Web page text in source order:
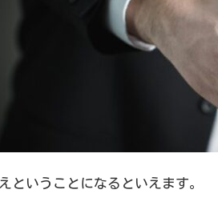
ということになるといえます。